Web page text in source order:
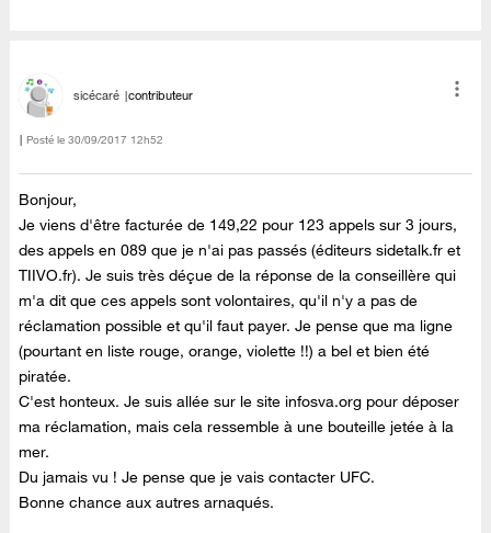
sicécaré contributeur
Posté le ‎30/09/2017 12h52
Bonjour,
Je viens d'être facturée de 149,22 pour 123 appels sur 3 jours,
des appels en 089 que je n'ai pas passés (éditeurs sidetalk.fr et
TIIVO.fr). Je suis très déçue de la réponse de la conseillère qui
m'a dit que ces appels sont volontaires, qu'il n'y a pas de
réclamation possible et qu'il faut payer. Je pense que ma ligne
(pourtant en liste rouge, orange, violette !!) a bel et bien été
piratée.
C'est honteux. Je suis allée sur le site infosva.org pour déposer
ma réclamation, mais cela ressemble à une bouteille jetée à la
mer.
Du jamais vu ! Je pense que je vais contacter UFC.
Bonne chance aux autres arnaqués.